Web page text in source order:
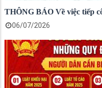
THÔNG BÁO Về việc tiếp
06/07/2026